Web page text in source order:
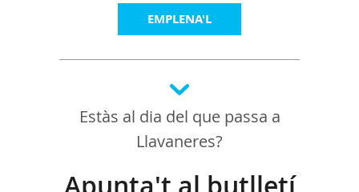
EMPLENA'L
Estàs al dia del que passa a
Llavaneres?